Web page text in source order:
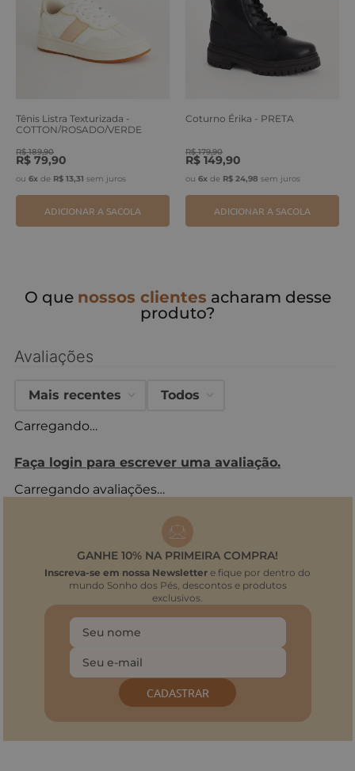
Tênis Listra Texturizada -
COTTON/ROSADO/VERDE
R$ 189,90
R$ 79,90
ou 6x de R$ 13,31 sem juros
ADICIONAR A SACOLA
Coturno Érika - PRETA
R$ 179,90
R$ 149,90
ou 6x de R$ 24,98 sem juros
ADICIONAR A SACOLA
O que nossos clientes acharam desse
produto?
Avaliações
Carregando…
Faça login para escrever uma avaliação.
Mais recentes Todos
Carregando avaliações…
GANHE 10% NA PRIMEIRA COMPRA!
Inscreva-se em nossa Newsletter e fique por dentro do
mundo Sonho dos Pés, descontos e produtos
exclusivos.
CADASTRAR